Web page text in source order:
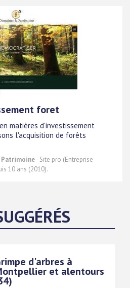
foret
matières d'investissement
l'acquisition de forêts
Patrimoine- Site pro (Entreprise
10 ans (2010).
d'arbres à
et alentours